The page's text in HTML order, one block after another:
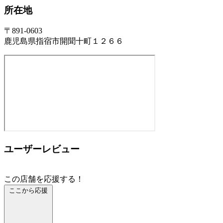
所在地
〒891-0603
鹿児島県指宿市開聞十町１２６６
ユーザーレビュー
この店舗を応援する！
ここから応援